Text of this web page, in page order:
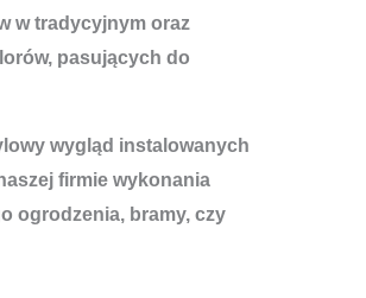
w tradycyjnym oraz
pasujących do
wygląd instalowanych
firmie wykonania
ogrodzenia, bramy, czy